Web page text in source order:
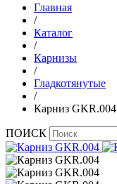
Главная
/
Каталог
/
Карнизы
/
Гладкотянутые
/
Карниз GKR.004
ПОИСК